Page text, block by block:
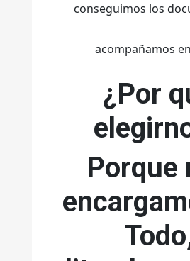
conseguimos los
acompañamos
¿Por
Porque